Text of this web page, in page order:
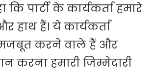
पार्टी के कार्यकर्ता हमारे
हैं। ये कार्यकर्ता
करने वाले हैं और
करना हमारी जिम्मेदारी